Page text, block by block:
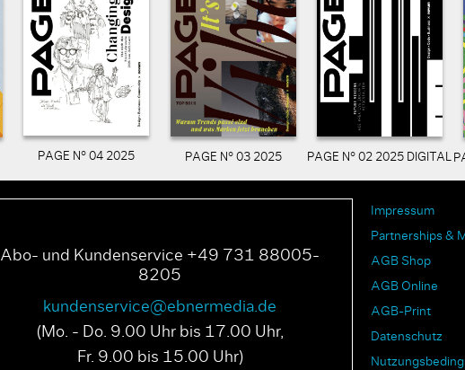
PAGE N° 04 2025 PAGE N° 03 2025 PAGE N° 02 2025 DIGITAL
Abo- und Kundenservice +49 731 88005-
8205
kundenservice@ebnermedia.de
(Mo. - Do. 9.00 Uhr bis 17.00 Uhr,
Fr. 9.00 bis 15.00 Uhr)
Impressum
Partnerships &
AGB Shop
AGB Online
AGB-Print
Datenschutz